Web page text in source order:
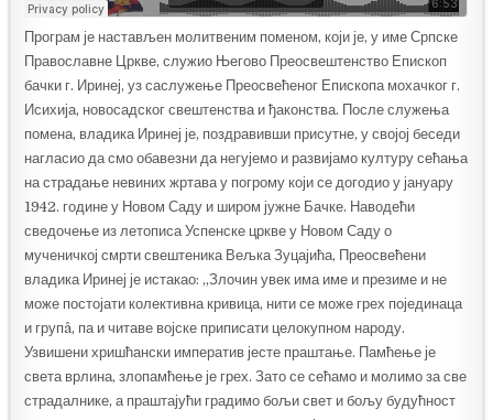
Програм је настављен молитвеним поменом, који је, у име Српске
Православне Цркве, служио Његово Преосвештенство Епископ
бачки г. Иринеј, уз саслужење Преосвећеног Епископа мохачког г.
Исихија, новосадског свештенства и ђаконства. После служења
помена, владика Иринеј је, поздравивши присутне, у својој беседи
нагласио да смо обавезни да негујемо и развијамо културу сећања
на страдање невиних жртава у погрому који се догодио у јануару
1942. године у Новом Саду и широм јужне Бачке. Наводећи
сведочење из летописа Успенске цркве у Новом Саду о
мученичкој смрти свештеника Вељка Зуцајића, Преосвећени
владика Иринеј је истакао: „Злочин увек има име и презиме и не
може постојати колективна кривица, нити се може грех појединаца
и групâ, па и читаве војске приписати целокупном народу.
Узвишени хришћански императив јесте праштање. Памћење је
света врлина, злопамћење је грех. Зато се сећамо и молимо за све
страдалнике, а праштајући градимо бољи свет и бољу будућност